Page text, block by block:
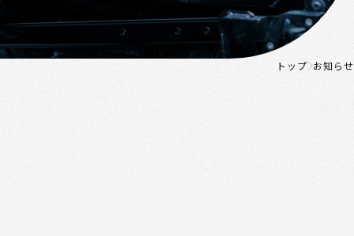
トップ お知らせ